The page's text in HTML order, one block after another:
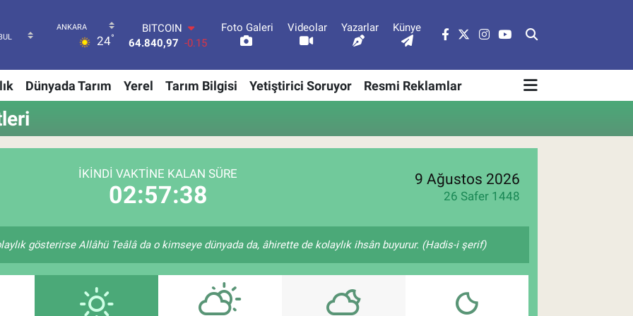
24°
64.840,97
-0.15
DOLAR
EURO
55,2510 0.32
STERLİN
6660.55 0
13.779 -14
Foto Galeri Videolar Yazarlar Künye
Dünyada Tarım Yerel Tarım Bilgisi Yetiştirici Soruyor Resmi Reklamlar
İKINDI VAKTINE KALAN SÜRE
02:57:37
9 Ağustos 2026
26 Safer 1448
gösterirse Allâhü Teâlâ da o kimseye dünyada da, âhirette de kolaylık ihsân buyurur. (Hadis-i şerif)